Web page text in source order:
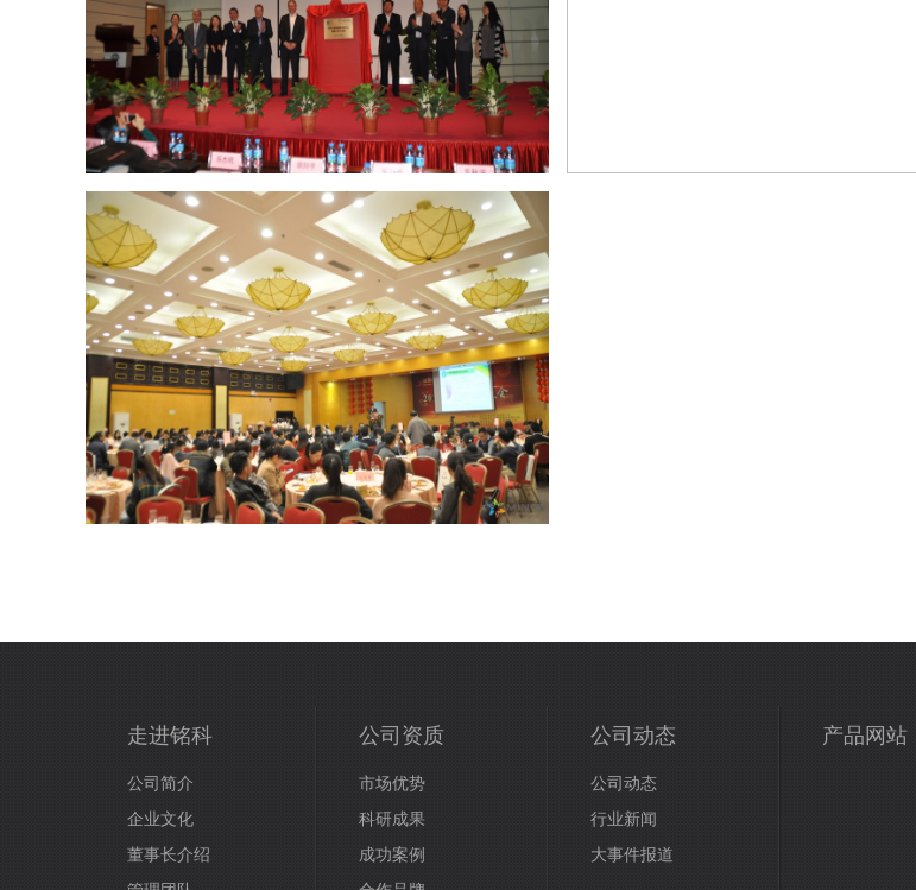
走进铭科
公司简介
企业文化
董事长介绍
公司资质
市场优势
科研成果
成功案例
公司动态
公司动态
行业新闻
大事件报道
产品网站